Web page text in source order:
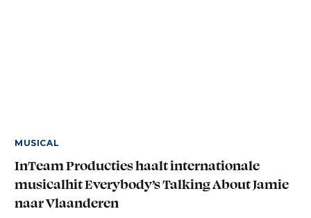
MUSICAL
InTeam Producties haalt internationale
musicalhit Everybody’s Talking About Jamie
naar Vlaanderen